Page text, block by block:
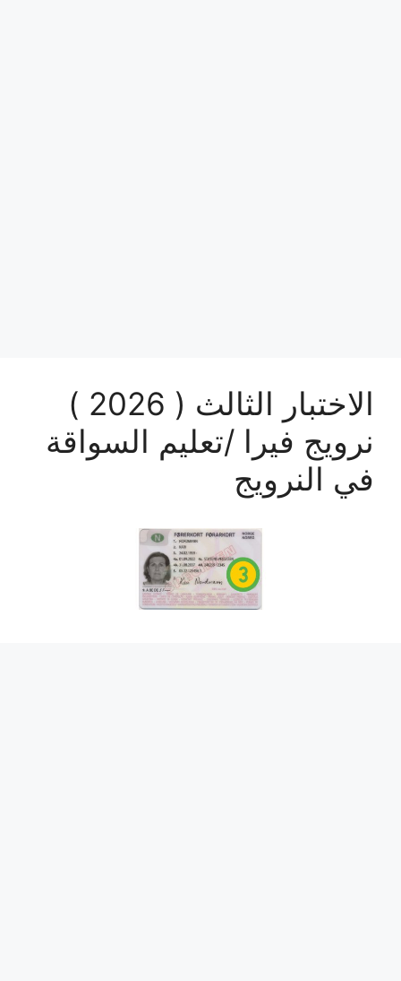
الاختبار الثالث ( 2026 )
نرويج فيرا /تعليم السواقة
في النرويج